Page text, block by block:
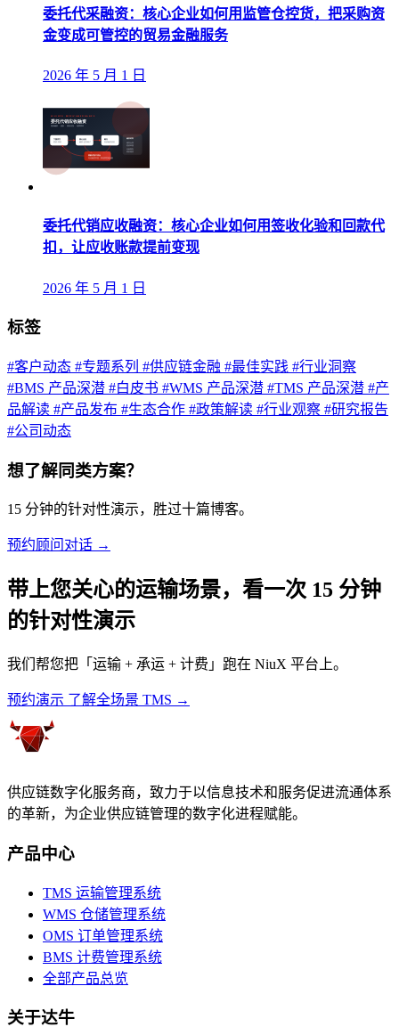
委托代采融资：核心企业如何用监管仓控货，把采购资
金变成可管控的贸易金融服务
2026 年 5 月 1 日
委托代销应收融资：核心企业如何用签收化验和回款代
扣，让应收账款提前变现
2026 年 5 月 1 日
标签
#客户动态 #专题系列 #供应链金融 #最佳实践 #行业洞察
#BMS 产品深潜 #白皮书 #WMS 产品深潜 #TMS 产品深潜 #产
品解读 #产品发布 #生态合作 #政策解读 #行业观察 #研究报告
#公司动态
想了解同类方案？
15 分钟的针对性演示，胜过十篇博客。
预约顾问对话 →
带上您关心的运输场景，看一次 15 分钟
的针对性演示
我们帮您把「运输 + 承运 + 计费」跑在 NiuX 平台上。
预约演示 了解全场景 TMS →
供应链数字化服务商，致力于以信息技术和服务促进流通体系
的革新，为企业供应链管理的数字化进程赋能。
产品中心
TMS 运输管理系统
WMS 仓储管理系统
OMS 订单管理系统
BMS 计费管理系统
全部产品总览
关于达牛